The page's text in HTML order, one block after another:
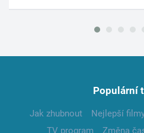
Populární
Jak zhubnout Nejlepší
TV program
Změna